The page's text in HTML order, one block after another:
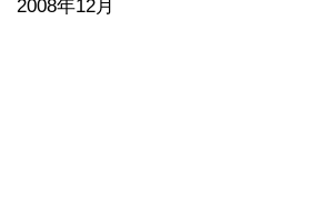
2008年12月